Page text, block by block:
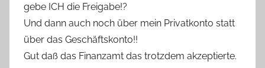
gebe ICH die Freigabe!?
Und dann auch noch über mein Privatkonto statt
über das Geschäftskonto!!
Gut daß das Finanzamt das trotzdem akzeptierte.